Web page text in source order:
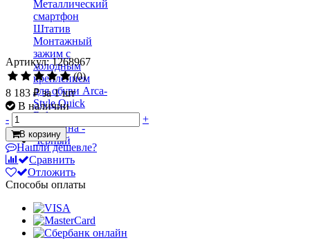
Артикул: 1268967
(0)
8 183 ₽за 1 шт
В наличии
-
+
В корзину
Нашли дешевле?
Сравнить
Отложить
Способы оплаты